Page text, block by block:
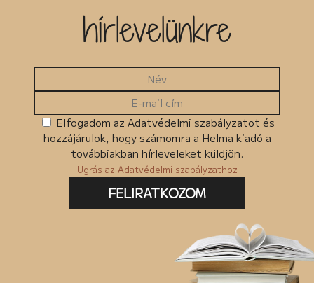
MKMT könyv
Ingyenes termékek
Csomagban szerepel
hírlevelünkre
Elfogadom az Adatvédelmi szabályzatot és
hozzájárulok, hogy számomra a Helma kiadó a
továbbiakban hírleveleket küldjön.
Ugrás az Adatvédelmi szabályzathoz
FELIRATKOZOM